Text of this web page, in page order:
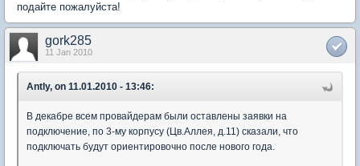
подайте пожалуйста!
gork285
11 Jan 2010
Antly, on 11.01.2010 - 13:46:
В декабре всем провайдерам были оставлены заявки на
подключение, по 3-му корпусу (Цв.Аллея, д.11) сказали, что
подключать будут ориентировочно после нового года.